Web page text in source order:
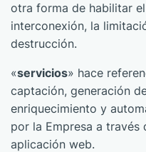
otra forma de habilitar
interconexión, la
destrucción.
«servicios» hace
captación, generación
enriquecimiento y
por la Empresa a través
aplicación web.